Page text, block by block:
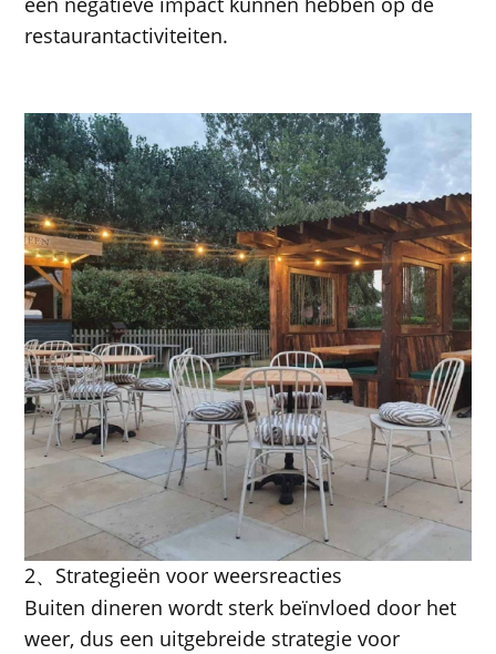
restaurantactiviteiten.
2、 Strategieën voor weersreacties
Buiten dineren wordt sterk beïnvloed door het
weer, dus een uitgebreide strategie voor